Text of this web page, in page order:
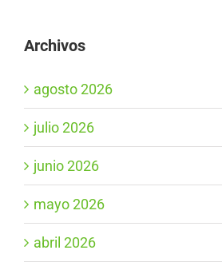
Archivos
agosto 2026
julio 2026
junio 2026
mayo 2026
abril 2026